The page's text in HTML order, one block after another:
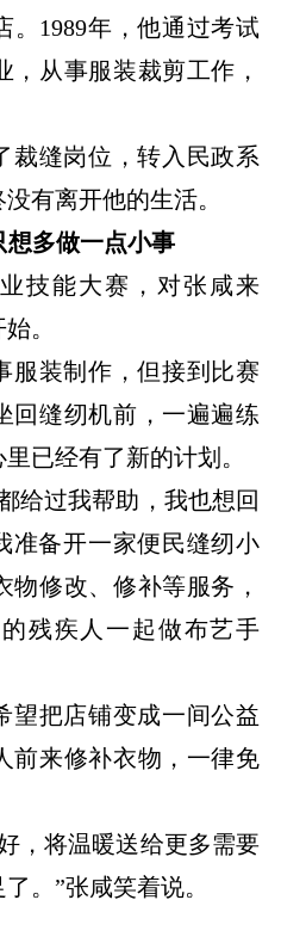
。1989年，他通过考试
从事服装裁剪工作，
裁缝岗位，转入民政系
有离开他的生活。
多做一点小事
技能大赛，对张咸来
。
服装制作，但接到比赛
回缝纫机前，一遍遍练
已经有了新的计划。
给过我帮助，我也想回
准备开一家便民缝纫小
物修改、修补等服务，
残疾人一起做布艺手
望把店铺变成一间公益
前来修补衣物，一律免
，将温暖送给更多需要
。”张咸笑着说。